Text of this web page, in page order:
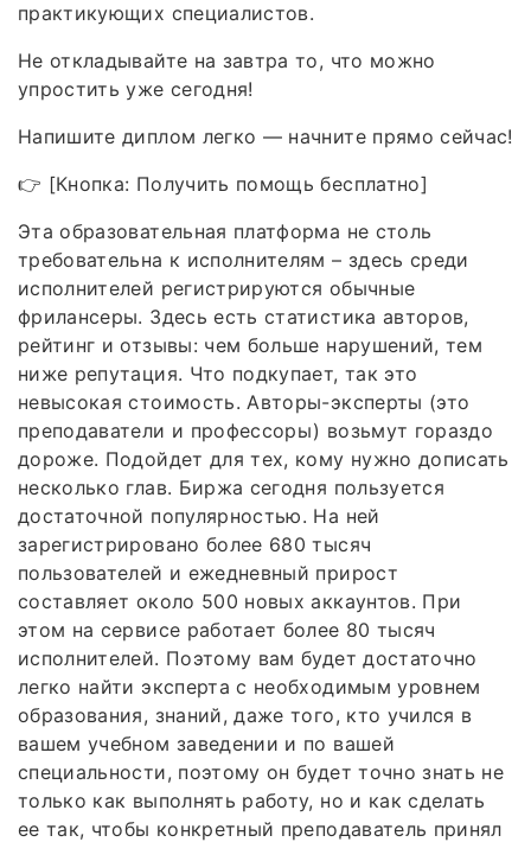
практикующих специалистов.
Не откладывайте на завтра то, что можно
упростить уже сегодня!
Напишите диплом легко — начните прямо сейчас!
👉 [Кнопка: Получить помощь бесплатно]
Эта образовательная платформа не столь
требовательна к исполнителям – здесь среди
исполнителей регистрируются обычные
фрилансеры. Здесь есть статистика авторов,
рейтинг и отзывы: чем больше нарушений, тем
ниже репутация. Что подкупает, так это
невысокая стоимость. Авторы-эксперты (это
преподаватели и профессоры) возьмут гораздо
дороже. Подойдет для тех, кому нужно дописать
несколько глав. Биржа сегодня пользуется
достаточной популярностью. На ней
зарегистрировано более 680 тысяч
пользователей и ежедневный прирост
составляет около 500 новых аккаунтов. При
этом на сервисе работает более 80 тысяч
исполнителей. Поэтому вам будет достаточно
легко найти эксперта с необходимым уровнем
образования, знаний, даже того, кто учился в
вашем учебном заведении и по вашей
специальности, поэтому он будет точно знать не
только как выполнять работу, но и как сделать
ее так, чтобы конкретный преподаватель принял